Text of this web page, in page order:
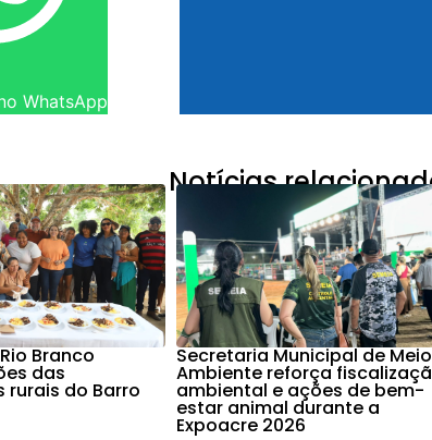
WhatsApp
Notícias
Branco
das
rurais do Barro
Secretaria Municipal de Meio
Ambiente reforça
ambiental e ações de bem-
estar animal durante a
Expoacre 2026